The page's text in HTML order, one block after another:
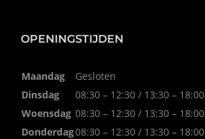
OPENINGSTIJDEN
Maandag
Gesloten
Dinsdag
08:30 – 12:30 / 13:30 – 18:00
Woensdag 08:30 – 12:30 / 13:30 – 18:00
Donderdag08:30 – 12:30 / 13:30 – 18:00